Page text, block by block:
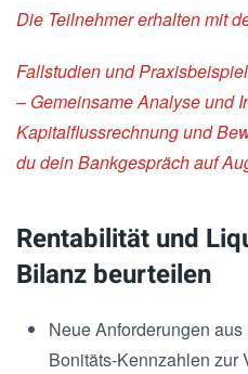
Die Teilnehmer erhalten mit
Fallstudien und
– Gemeinsame Analyse und
Kapitalflussrechnung und
du dein Bankgespräch auf
Rentabilität und
Bilanz beurteilen
Neue Anforderungen
Bonitäts-Kennzahlen zur